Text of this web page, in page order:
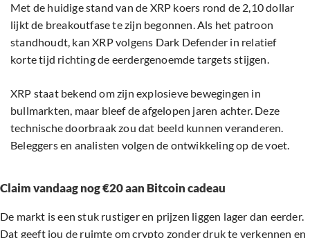
Met de huidige stand van de XRP koers rond de 2,10 dollar
lijkt de breakoutfase te zijn begonnen. Als het patroon
standhoudt, kan XRP volgens Dark Defender in relatief
korte tijd richting de eerdergenoemde targets stijgen.
XRP staat bekend om zijn explosieve bewegingen in
bullmarkten, maar bleef de afgelopen jaren achter. Deze
technische doorbraak zou dat beeld kunnen veranderen.
Beleggers en analisten volgen de ontwikkeling op de voet.
Claim vandaag nog €20 aan Bitcoin cadeau
De markt is een stuk rustiger en prijzen liggen lager dan eerder.
Dat geeft jou de ruimte om crypto zonder druk te verkennen en